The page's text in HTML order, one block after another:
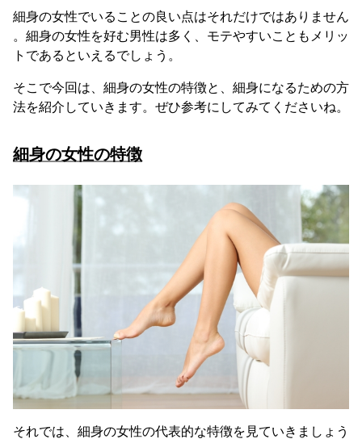
細身の女性でいることの良い点はそれだけではありません
。細身の女性を好む男性は多く、モテやすいこともメリッ
トであるといえるでしょう。
そこで今回は、細身の女性の特徴と、細身になるための方
法を紹介していきます。ぜひ参考にしてみてくださいね。
細身の女性の特徴
それでは、細身の女性の代表的な特徴を見ていきましょう